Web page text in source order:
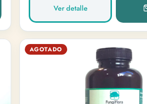
Ver detalle
AGOTADO